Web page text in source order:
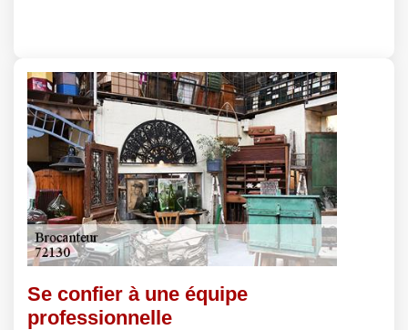
Se confier à une équipe
professionnelle